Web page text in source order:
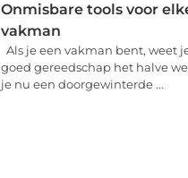
Onmisbare tools voor
vakman
Als je een vakman bent, weet
goed gereedschap het halve
je nu een doorgewinterde ...